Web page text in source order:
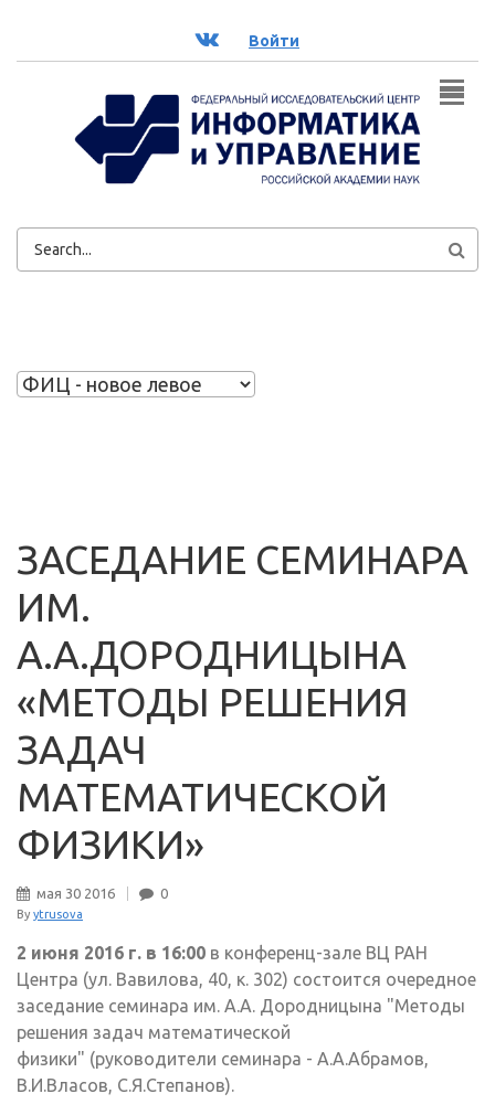
ВК Войти
ФОРМА
ЗАСЕДАНИЕ СЕМИНАРА
ИМ.
А.А.ДОРОДНИЦЫНА
«МЕТОДЫ РЕШЕНИЯ
ЗАДАЧ
МАТЕМАТИЧЕСКОЙ
ФИЗИКИ»
мая 30 2016 0
By ytrusova
2 июня 2016 г. в 16:00 в конференц-зале ВЦ РАН
Центра (ул. Вавилова, 40, к. 302) состоится очередное
заседание семинара им. А.А. Дородницына "Методы
решения задач математической
физики" (руководители семинара - А.А.Абрамов,
В.И.Власов, С.Я.Степанов).